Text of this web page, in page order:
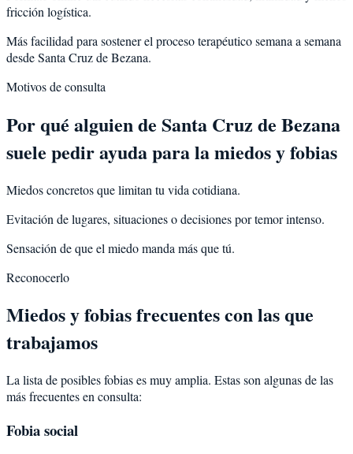
fricción logística.
Más facilidad para sostener el proceso terapéutico semana a semana
desde Santa Cruz de Bezana.
Motivos de consulta
Por qué alguien de Santa Cruz de Bezana
suele pedir ayuda para lamiedos y fobias
Miedos concretos que limitan tu vida cotidiana.
Evitación de lugares, situaciones o decisiones por temor intenso.
Sensación de que el miedo manda más que tú.
Reconocerlo
Miedos y fobias frecuentes con las que
trabajamos
La lista de posibles fobias es muy amplia. Estas son algunas de las
más frecuentes en consulta:
Fobia social